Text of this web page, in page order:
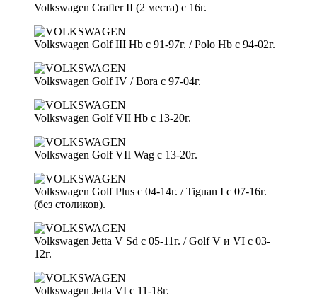
Volkswagen Crafter II (2 места) с 16г.
Volkswagen Golf III Hb с 91-97г. / Polo Hb с 94-02г.
Volkswagen Golf IV / Bora c 97-04г.
Volkswagen Golf VII Hb с 13-20г.
Volkswagen Golf VII Wag с 13-20г.
Volkswagen Golf Plus с 04-14г. / Tiguan I с 07-16г.
(без столиков).
Volkswagen Jetta V Sd c 05-11г. / Golf V и VI с 03-
12г.
Volkswagen Jetta VI c 11-18г.